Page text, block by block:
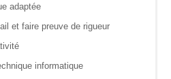
adaptée
et faire preuve de rigueur
informatique